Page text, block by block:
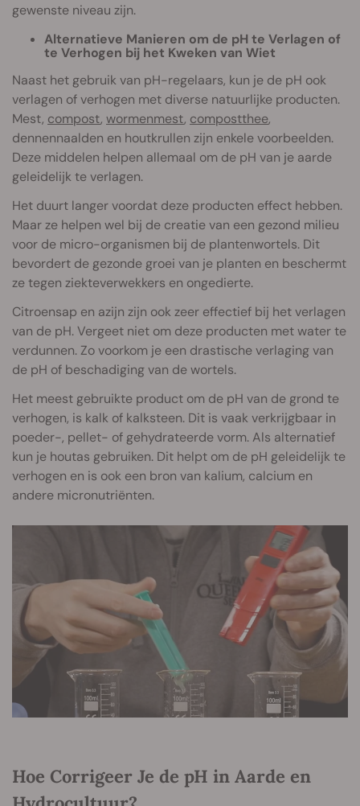
gewenste niveau zijn.
Alternatieve Manieren om de pH te Verlagen of
te Verhogen bij het Kweken van Wiet
Naast het gebruik van pH-regelaars, kun je de pH ook
verlagen of verhogen met diverse natuurlijke producten.
Mest, compost, wormenmest, compostthee,
dennennaalden en houtkrullen zijn enkele voorbeelden.
Deze middelen helpen allemaal om de pH van je aarde
geleidelijk te verlagen.
Het duurt langer voordat deze producten effect hebben.
Maar ze helpen wel bij de creatie van een gezond milieu
voor de micro-organismen bij de plantenwortels. Dit
bevordert de gezonde groei van je planten en beschermt
ze tegen ziekteverwekkers en ongedierte.
Citroensap en azijn zijn ook zeer effectief bij het verlagen
van de pH. Vergeet niet om deze producten met water te
verdunnen. Zo voorkom je een drastische verlaging van
de pH of beschadiging van de wortels.
Het meest gebruikte product om de pH van de grond te
verhogen, is kalk of kalksteen. Dit is vaak verkrijgbaar in
poeder-, pellet- of gehydrateerde vorm. Als alternatief
kun je houtas gebruiken. Dit helpt om de pH geleidelijk te
verhogen en is ook een bron van kalium, calcium en
andere micronutriënten.
Hoe Corrigeer Je de pH in Aarde en